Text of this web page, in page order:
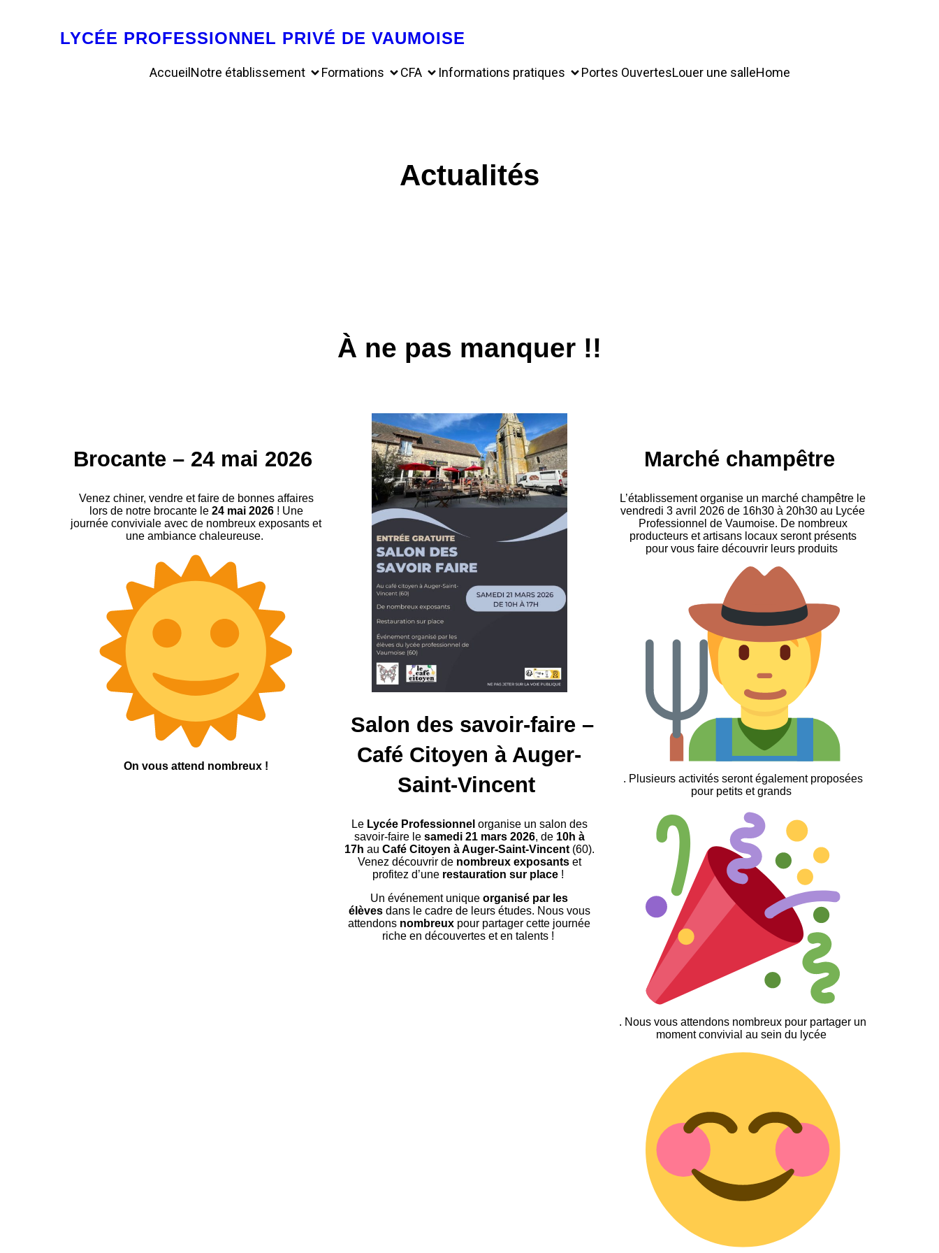
LYCÉE PROFESSIONNEL PRIVÉ DE VAUMOISE
Accueil Notre établissement Formations CFA Informations pratiques Portes OuvertesLouer une salleHome
Actualités
À ne pas manquer !!
Brocante – 24 mai 2026
Venez chiner, vendre et faire de bonnes affaires
lors de notre brocante le 24 mai 2026! Une
journée conviviale avec de nombreux exposants et
une ambiance chaleureuse.
On vous attend nombreux !
Salon des savoir-faire –
Café Citoyen à Auger-
Saint-Vincent
Le Lycée Professionnel organise un salon des
savoir-faire le samedi 21 mars 2026, de 10h à
17h au Café Citoyen à Auger-Saint-Vincent(60).
Venez découvrir de nombreux exposantset
profitez d’une restauration sur place!
Un événement uniqueorganisé par les
élèvesdans le cadre de leurs études. Nous vous
attendons nombreux pour partager cette journée
riche en découvertes et en talents !
Marché champêtre
L’établissement organise un marché champêtre le
vendredi 3 avril 2026 de 16h30 à 20h30 au Lycée
Professionnel de Vaumoise. De nombreux
producteurs et artisans locaux seront présents
pour vous faire découvrir leurs produits
. Plusieurs activités seront également proposées
pour petits et grands
. Nous vous attendons nombreux pour partager un
moment convivial au sein du lycée